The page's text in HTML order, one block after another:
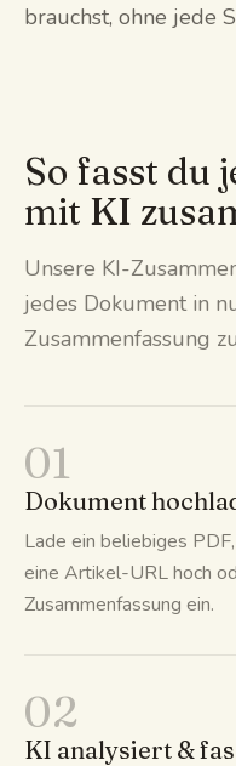
brauchst, ohne jede
So fasst du
mit KI
Unsere KI-
jedes Dokument in
Zusammenfassung
01
Dokument
Lade ein beliebiges
eine Artikel-URL hoch
Zusammenfassung ein.
02
KI analysiert &